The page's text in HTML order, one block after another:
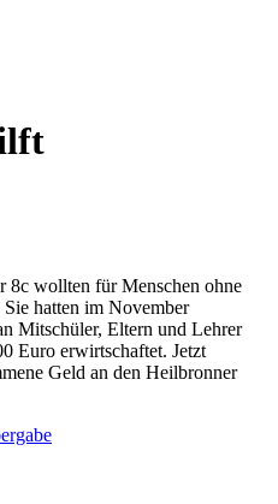
8c wollten für Menschen ohne
hatten im November
Mitschüler, Eltern und Lehrer
Euro erwirtschaftet. Jetzt
Geld an den Heilbronner